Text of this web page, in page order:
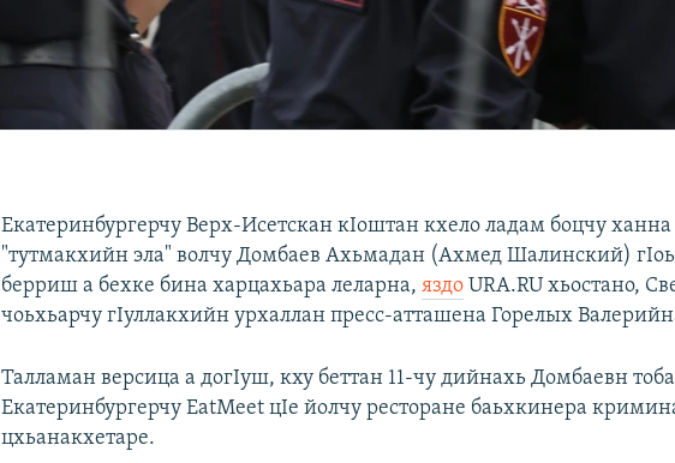
Екатеринбургерчу Верх-Исетскан кIоштан кхело ладам боцчу ханна
"тутмакхийн эла" волчу Домбаев Ахьмадан (Ахмед Шалинский)
берриш а бехке бина харцахьара леларна,яздо URA.RU хьостано,
чоьхьарчу гIуллакхийн урхаллан пресс-атташена Горелых
Талламан версица а догIуш, кху беттан 11-чу дийнахь Домбаевн
Екатеринбургерчу EatMeet цIе йолчу ресторане баьхкинера
цхьанакхетаре.